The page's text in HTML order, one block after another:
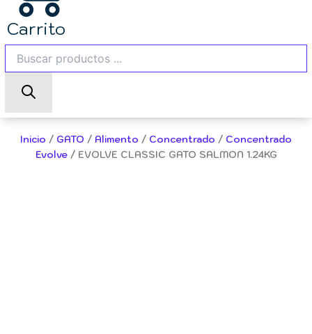
Carrito
Inicio / GATO / Alimento / Concentrado / Concentrado
Evolve/ EVOLVE CLASSIC GATO SALMON 1.24KG
EVOLVE
CLASSIC